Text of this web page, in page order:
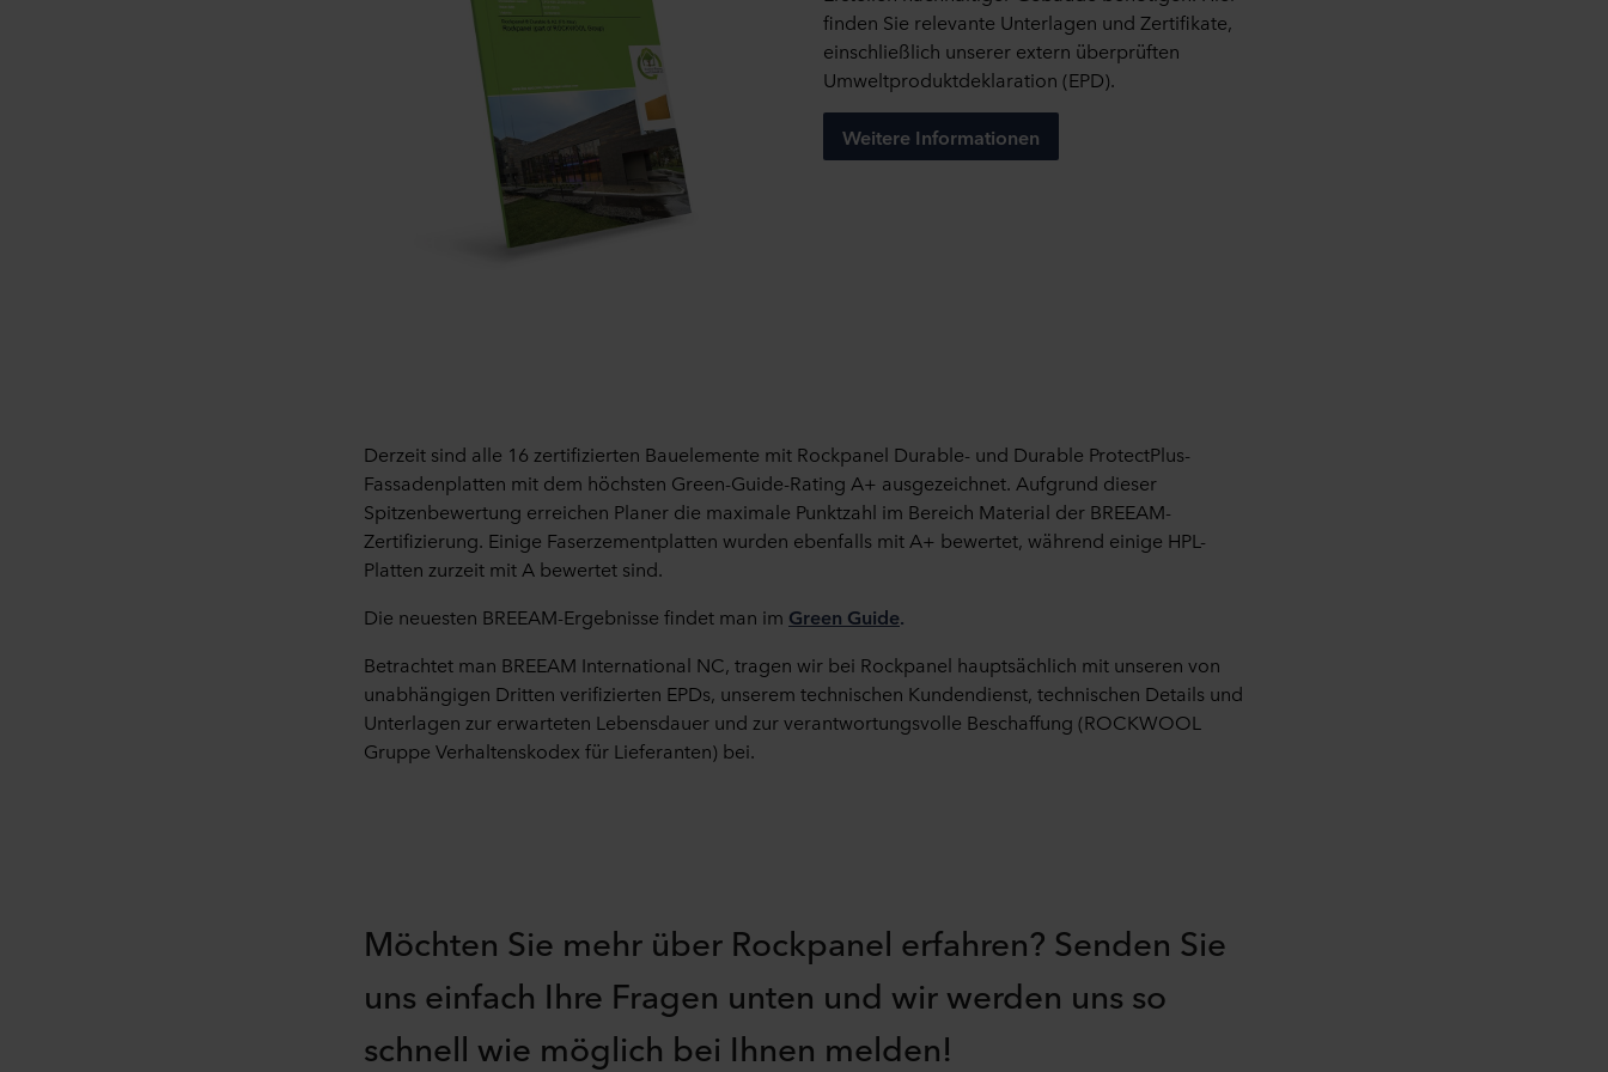
Möglicherweise sind unsere Partner in einem unsicheren Drittland, einschließlich der USA, ansässig. Mit der Einwilligung
in die Nutzung der entsprechenden Cookies, willigen Sie auch ein, dass eine etwaige Übermittlung Ihrer
personenbezogenen Daten stattfindet in dem Wissen, dass das Schutzniveau in dem Drittland möglicherweise nicht
dasselbe ist wie in der EU/dem EWR.
Im Folgenden erfahren Sie mehr über die Zwecke, allgemeine Beschreibungen der gesammelten Informationen, wer die
einzelnen Cookies setzt, Links zu den Datenschutzrichtlinien unserer potenziellen Partner und wie lange die einzelnen
Cookies auf Ihrem Endgerät gespeichert werden.
Es steht Ihnen frei, welche Cookies Sie auf unserer Seite akzeptieren und somit welche Daten wir verarbeiten dürften.
finden Sie relevante Unterlagen und Zertifikate,
einschließlich unserer extern überprüften
Umweltproduktdeklaration (EPD).
Weitere Informationen
Derzeit sind alle 16 zertifizierten Bauelemente mit Rockpanel Durable- und Durable ProtectPlus-
Fassadenplatten mit dem höchsten Green-Guide-Rating A+ ausgezeichnet. Aufgrund dieser
Spitzenbewertung erreichen Planer die maximale Punktzahl im Bereich Material der BREEAM-
Zertifizierung. Einige Faserzementplatten wurden ebenfalls mit A+ bewertet, während einige HPL-
Platten zurzeit mit A bewertet sind.
Die neuesten BREEAM-Ergebnisse findet man im Green Guide.
Betrachtet man BREEAM International NC, tragen wir bei Rockpanel hauptsächlich mit unseren von
unabhängigen Dritten verifizierten EPDs, unserem technischen Kundendienst, technischen Details und
Unterlagen zur erwarteten Lebensdauer und zur verantwortungsvolle Beschaffung (ROCKWOOL
Gruppe Verhaltenskodex für Lieferanten) bei.
Möchten Sie mehr über Rockpanel erfahren? Senden Sie
uns einfach Ihre Fragen unten und wir werden uns so
schnell wie möglich bei Ihnen melden!